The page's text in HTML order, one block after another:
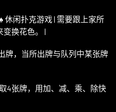
休闲扑克游戏 | 需要跟上家所
变换花色。 |
牌，当所出牌与队列中某张牌
4张牌，用加、减、乘、除快